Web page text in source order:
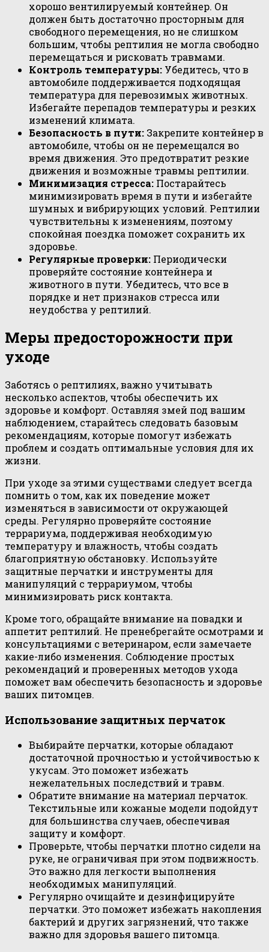
хорошо вентилируемый контейнер. Он
должен быть достаточно просторным для
свободного перемещения, но не слишком
большим, чтобы рептилия не могла свободно
перемещаться и рисковать травмами.
Контроль температуры: Убедитесь, что в
автомобиле поддерживается подходящая
температура для перевозимых животных.
Избегайте перепадов температуры и резких
изменений климата.
Безопасность в пути: Закрепите контейнер в
автомобиле, чтобы он не перемещался во
время движения. Это предотвратит резкие
движения и возможные травмы рептилии.
Минимизация стресса: Постарайтесь
минимизировать время в пути и избегайте
шумных и вибрирующих условий. Рептилии
чувствительны к изменениям, поэтому
спокойная поездка поможет сохранить их
здоровье.
Регулярные проверки: Периодически
проверяйте состояние контейнера и
животного в пути. Убедитесь, что все в
порядке и нет признаков стресса или
неудобства у рептилий.
Меры предосторожности при
уходе
Заботясь о рептилиях, важно учитывать
несколько аспектов, чтобы обеспечить их
здоровье и комфорт. Оставляя змей под вашим
наблюдением, старайтесь следовать базовым
рекомендациям, которые помогут избежать
проблем и создать оптимальные условия для их
жизни.
При уходе за этими существами следует всегда
помнить о том, как их поведение может
изменяться в зависимости от окружающей
среды. Регулярно проверяйте состояние
террариума, поддерживая необходимую
температуру и влажность, чтобы создать
благоприятную обстановку. Используйте
защитные перчатки и инструменты для
манипуляций с террариумом, чтобы
минимизировать риск контакта.
Кроме того, обращайте внимание на повадки и
аппетит рептилий. Не пренебрегайте осмотрами и
консультациями с ветеринаром, если замечаете
какие-либо изменения. Соблюдение простых
рекомендаций и проверенных методов ухода
поможет вам обеспечить безопасность и здоровье
ваших питомцев.
Использование защитных перчаток
Выбирайте перчатки, которые обладают
достаточной прочностью и устойчивостью к
укусам. Это поможет избежать
нежелательных последствий и травм.
Обратите внимание на материал перчаток.
Текстильные или кожаные модели подойдут
для большинства случаев, обеспечивая
защиту и комфорт.
Проверьте, чтобы перчатки плотно сидели на
руке, не ограничивая при этом подвижность.
Это важно для легкости выполнения
необходимых манипуляций.
Регулярно очищайте и дезинфицируйте
перчатки. Это поможет избежать накопления
бактерий и других загрязнений, что также
важно для здоровья вашего питомца.